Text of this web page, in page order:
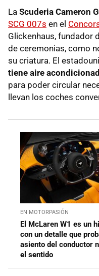
La Scuderia Cameron
SCG 007s en el
Glickenhaus, fundador
de ceremonias, como
su criatura. El
tiene aire
para poder circular
llevan los coches
EN MOTORPASIÓN
El McLaren W1 es un
con un detalle que
asiento del conductor
el sentido